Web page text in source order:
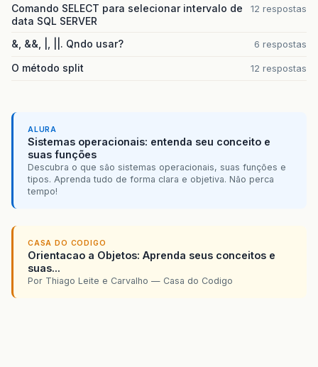
Comando SELECT para selecionar intervalo de
data SQL SERVER
12 respostas
&, &&, |, ||. Qndo usar? 6 respostas
O método split 12 respostas
ALURA
Sistemas operacionais: entenda seu conceito e
suas funções
Descubra o que são sistemas operacionais, suas funções e
tipos. Aprenda tudo de forma clara e objetiva. Não perca
tempo!
CASA DO CODIGO
Orientacao a Objetos: Aprenda seus conceitos e
suas...
Por Thiago Leite e Carvalho — Casa do Codigo